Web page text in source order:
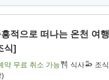
떠나는 온천 여행 날짜 한정 특가 숙박
식]
약 무료 취소 가능 식사 조식
)